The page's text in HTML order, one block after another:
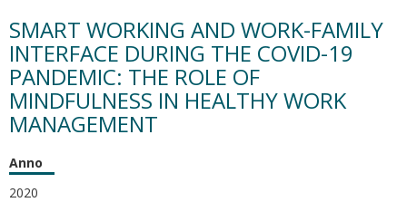
SMART WORKING AND WORK-FAMILY
INTERFACE DURING THE COVID-19
PANDEMIC: THE ROLE OF
MINDFULNESS IN HEALTHY WORK
MANAGEMENT
Anno
2020